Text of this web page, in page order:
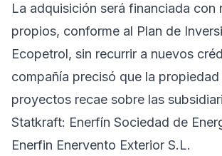
La adquisición será financiada con
propios, conforme al Plan de
Ecopetrol, sin recurrir a nuevos
compañía precisó que la
proyectos recae sobre las
Statkraft: Enerfín Sociedad de
Enerfin Enervento Exterior S.L.